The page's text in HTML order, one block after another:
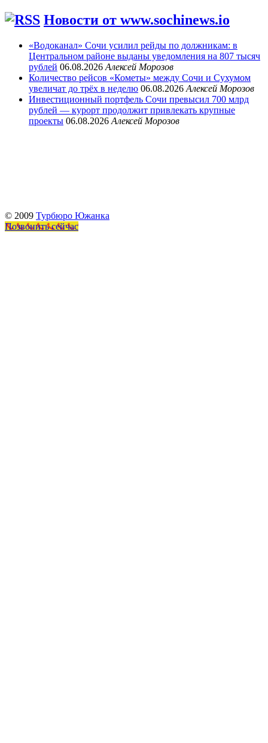
Новости от www.sochinews.io
«Водоканал» Сочи усилил рейды по должникам: в
Центральном районе выданы уведомления на 807 тысяч
рублей 06.08.2026 Алексей Морозов
Количество рейсов «Кометы» между Сочи и Сухумом
увеличат до трёх в неделю 06.08.2026 Алексей Морозов
Инвестиционный портфель Сочи превысил 700 млрд
рублей — курорт продолжит привлекать крупные
проекты 06.08.2026 Алексей Морозов
© 2009 Турбюро Южанка
Позвонить сейчас